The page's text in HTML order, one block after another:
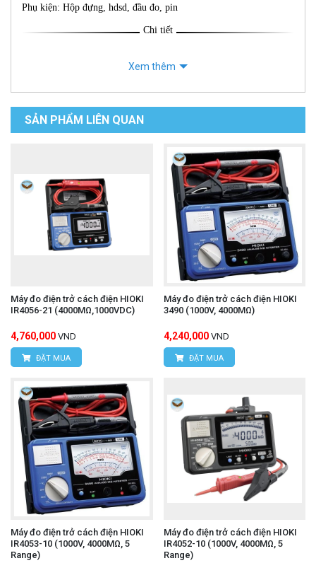
Phụ kiện: Hộp đựng, hdsd, đầu đo, pin
Chi tiết
Xem thêm
SẢN PHẨM LIÊN QUAN
Máy đo điện trở cách điện HIOKI
IR4056-21 (4000MΩ,1000VDC)
4,760,000 VND
ĐẶT MUA
Máy đo điện trở cách điện HIOKI
3490 (1000V, 4000MΩ)
4,240,000 VND
ĐẶT MUA
Máy đo điện trở cách điện HIOKI
IR4053-10 (1000V, 4000MΩ, 5
Range)
Máy đo điện trở cách điện HIOKI
IR4052-10 (1000V, 4000MΩ, 5
Range)